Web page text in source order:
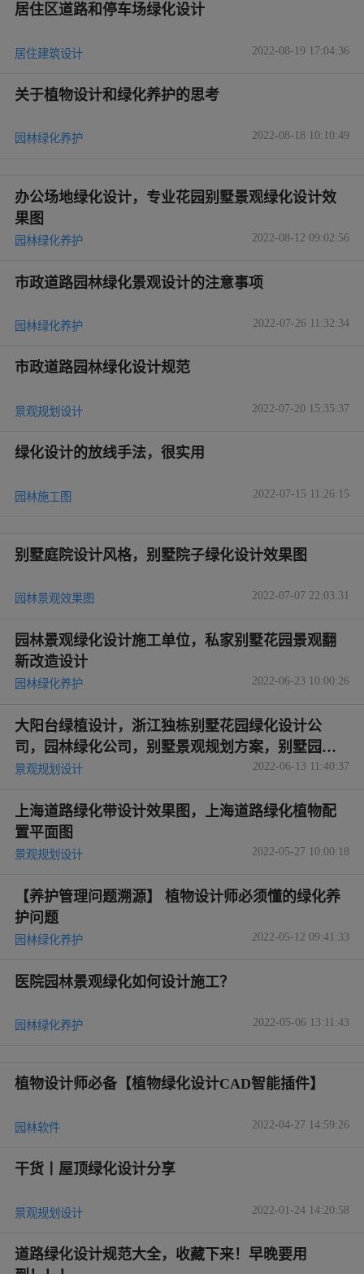
居住区道路和停车场绿化设计
居住建筑设计 2022-08-19 17:04:36
关于植物设计和绿化养护的思考
园林绿化养护 2022-08-18 10:10:49
办公场地绿化设计，专业花园别墅景观绿化设计效
果图
园林绿化养护 2022-08-12 09:02:56
市政道路园林绿化景观设计的注意事项
园林绿化养护 2022-07-26 11:32:34
市政道路园林绿化设计规范
景观规划设计 2022-07-20 15:35:37
绿化设计的放线手法，很实用
园林施工图 2022-07-15 11:26:15
别墅庭院设计风格，别墅院子绿化设计效果图
园林景观效果图 2022-07-07 22:03:31
园林景观绿化设计施工单位，私家别墅花园景观翻
新改造设计
园林绿化养护 2022-06-23 10:00:26
大阳台绿植设计，浙江独栋别墅花园绿化设计公
司，园林绿化公司，别墅景观规划方案，别墅园林
绿化及技巧
景观规划设计 2022-06-13 11:40:37
上海道路绿化带设计效果图，上海道路绿化植物配
置平面图
景观规划设计 2022-05-27 10:00:18
【养护管理问题溯源】 植物设计师必须懂的绿化养
护问题
园林绿化养护 2022-05-12 09:41:33
医院园林景观绿化如何设计施工？
园林绿化养护 2022-05-06 13:11:43
植物设计师必备【植物绿化设计CAD智能插件】
园林软件 2022-04-27 14:59:26
干货丨屋顶绿化设计分享
景观规划设计 2022-01-24 14:20:58
道路绿化设计规范大全，收藏下来！早晚要用